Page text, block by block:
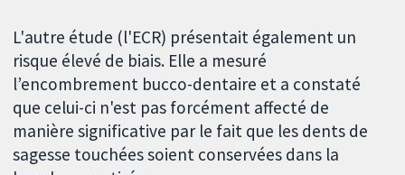
L'autre étude (l'ECR) présentait également un
risque élevé de biais. Elle a mesuré
l’encombrement bucco-dentaire et a constaté
que celui-ci n'est pas forcément affecté de
manière significative par le fait que les dents de
sagesse touchées soient conservées dans la